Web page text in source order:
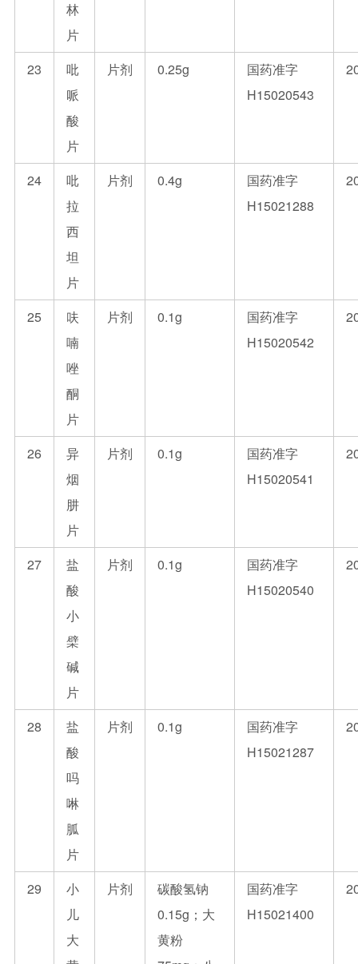
林
片
23
吡
哌
酸
片
片剂 0.25g
国药准字
H15020543
24
吡
拉
西
坦
片
片剂 0.4g
国药准字
H15021288
25
呋
喃
唑
酮
片
片剂 0.1g
国药准字
H15020542
26
异
烟
肼
片
片剂 0.1g
国药准字
H15020541
27
盐
酸
小
檗
碱
片
片剂 0.1g
国药准字
H15020540
28
盐
酸
吗
啉
胍
片
片剂 0.1g
国药准字
H15021287
29
小
儿
大
片剂
碳酸氢钠
0.15g；大
黄粉
国药准字
H15021400